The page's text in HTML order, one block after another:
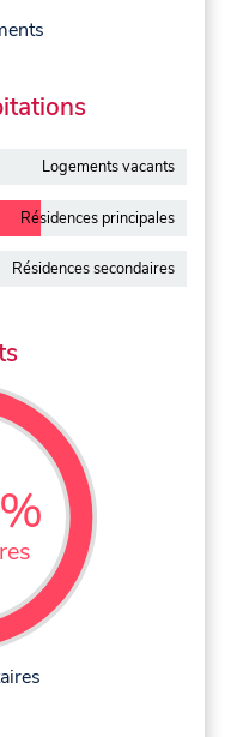
Logements vacants
Résidences principales
Résidences secondaires